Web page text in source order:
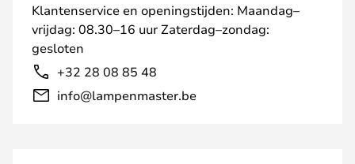
Klantenservice en openingstijden: Maandag–
vrijdag: 08.30–16 uur Zaterdag–zondag:
gesloten
+32 28 08 85 48
info@lampenmaster.be